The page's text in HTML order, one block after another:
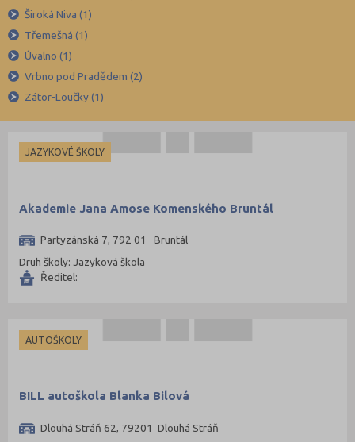
Karlovy Vary (93)
Karviná (145)
Kladno (129)
Klatovy (69)
Kutná Hora (66)
Litoměřice (104)
Mělník (80)
Mladá Boleslav (96)
Náchod (98)
Nový Jičín (118)
Olomouc (205)
Opava (135)
Široká Niva (1)
Třemešná (1)
Úvalno (1)
Vrbno pod Pradědem (2)
Zátor-Loučky (1)
JAZYKOVÉ ŠKOLY
Akademie Jana Amose Komenského Bruntál
Partyzánská 7, 792 01 Bruntál
Druh školy: Jazyková škola
Ředitel:
AUTOŠKOLY
BILL autoškola Blanka Bilová
Dlouhá Stráň 62, 79201 Dlouhá Stráň